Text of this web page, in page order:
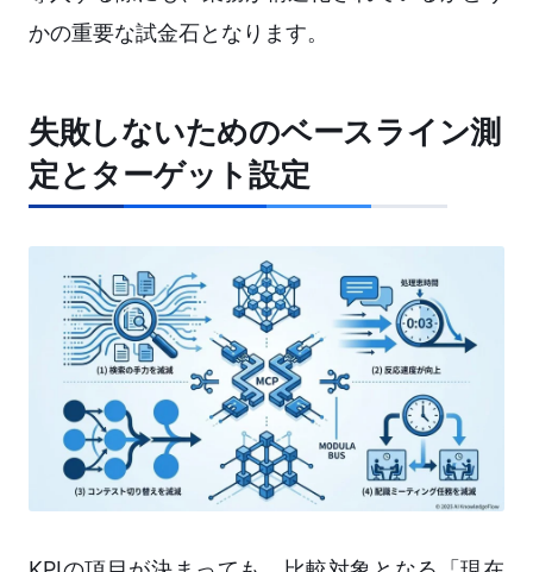
かの重要な試金石となります。
失敗しないためのベースライン測
定とターゲット設定